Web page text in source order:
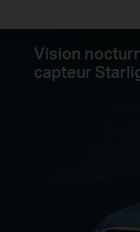
Vision
capteur